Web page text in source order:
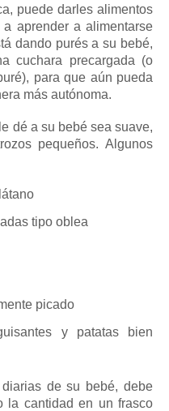
puede darles alimentos
aprender a alimentarse
dando purés a su bebé,
cuchara precargada (o
para que aún pueda
más autónoma.
dé a su bebé sea suave,
pequeños. Algunos
tipo oblea
picado
y patatas bien
de su bebé, debe
la cantidad en un frasco